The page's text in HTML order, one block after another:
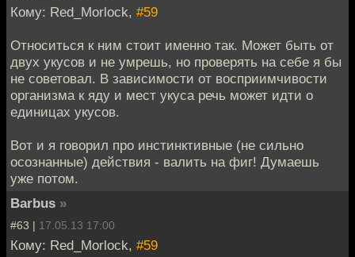
Кому: Red_Morlock, #59
Относиться к ним стоит именно так. Может быть от
двух укусов и не умрешь, но проверять на себе я бы
не советовал. В зависимости от восприимчивости
организма к яду и мест укуса речь может идти о
единицах укусов.
Вот и я говорил про инстинктивные (не сильно
осознанные) действия - валить на фиг! Думаешь
уже потом.
Barbus »
#63 | 17.05.13 17:00
Кому: Red_Morlock, #59